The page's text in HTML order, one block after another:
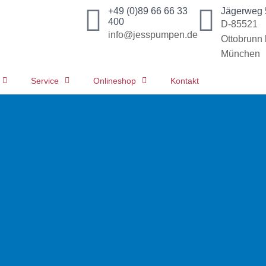
+49 (0)89 66 66 33
400
info@jesspumpen.de
Jägerweg
D-85521
Ottobrunn
München
Service Onlineshop Kontakt